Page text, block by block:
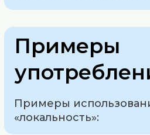
Примеры
Примеры
«локальность»: